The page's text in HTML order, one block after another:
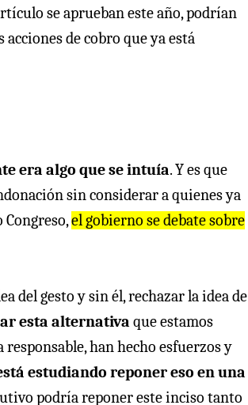
se aprueban este año, podrían
de cobro que ya está
era algo que se intuía. Y es que
sin considerar a quienes ya
el gobierno se debate sobre
del gesto y sin él, rechazar la idea de
esta alternativa que estamos
han hecho esfuerzos y
estudiando reponer eso en una
podría reponer este inciso tanto